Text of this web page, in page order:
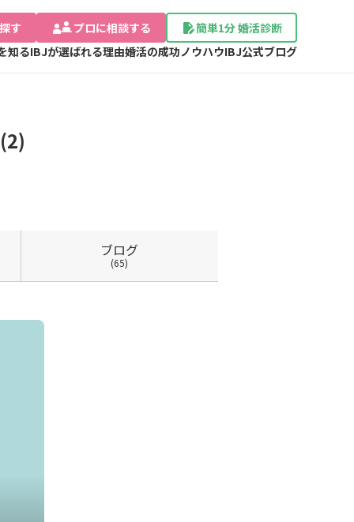
す プロに相談する
簡単1分 婚活診断
知るIBJが選ばれる理由婚活の成功ノウハウIBJ公式ブログ
ブログ
(65)